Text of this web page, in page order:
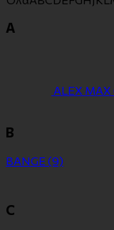
A
ALEX MAX
B
BANGE (9)
C